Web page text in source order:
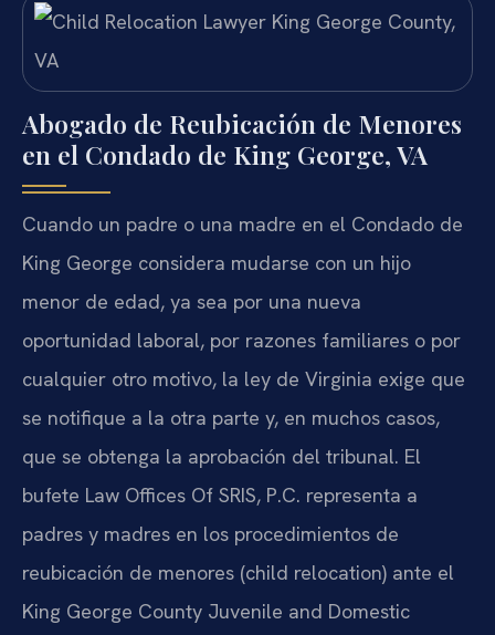
Abogado de Reubicación de Menores
en el Condado de King George, VA
Cuando un padre o una madre en el Condado de
King George considera mudarse con un hijo
menor de edad, ya sea por una nueva
oportunidad laboral, por razones familiares o por
cualquier otro motivo, la ley de Virginia exige que
se notifique a la otra parte y, en muchos casos,
que se obtenga la aprobación del tribunal. El
bufete Law Offices Of SRIS, P.C. representa a
padres y madres en los procedimientos de
reubicación de menores (child relocation) ante el
King George County Juvenile and Domestic